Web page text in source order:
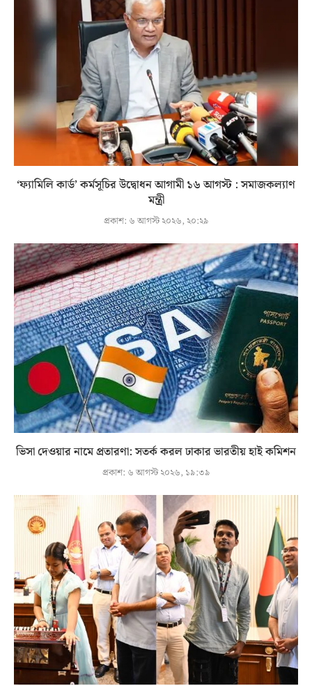
‘ফ্যামিলি কার্ড’ কর্মসূচির উদ্বোধন আগামী ১৬ আগস্ট : সমাজকল্যাণ
মন্ত্রী
প্রকাশ: ৬ আগস্ট ২০২৬, ২০:২৯
ভিসা দেওয়ার নামে প্রতারণা: সতর্ক করল ঢাকার ভারতীয় হাই কমিশন
প্রকাশ: ৬ আগস্ট ২০২৬, ১৯:৩৯